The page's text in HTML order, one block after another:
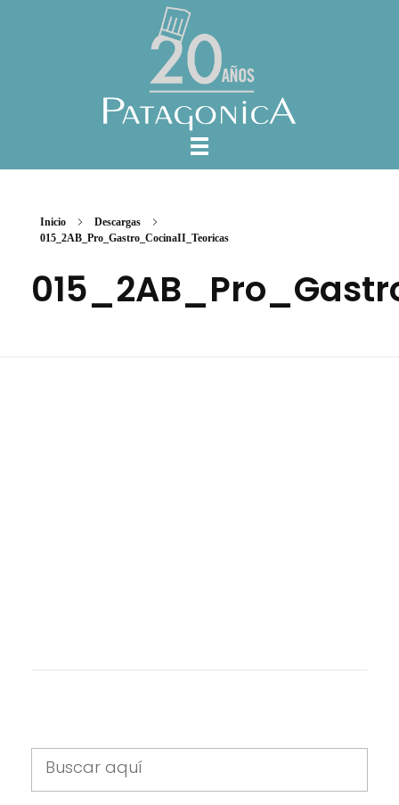
Inicio
Descargas
015_2AB_Pro_Gastro_CocinaII_Teoricas